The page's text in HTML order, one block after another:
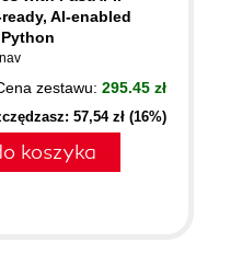
AI-enabled
zestawu: 295.45 zł
57,54 zł (16%)
koszyka